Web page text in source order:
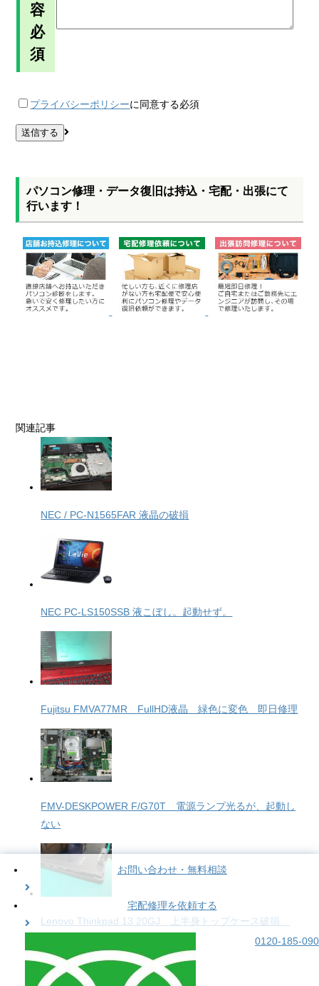
容
必
須
プライバシーポリシーに同意する必須
パソコン修理・データ復旧は持込・宅配・出張にて
行います！
関連記事
NEC / PC-N1565FAR 液晶の破損
NEC PC-LS150SSB 液こぼし。起動せず。
Fujitsu FMVA77MR FullHD液晶 緑色に変色 即日修理
FMV-DESKPOWER F/G70T 電源ランプ光るが、起動し
ない
Lenovo Thinkpad 13 20GJ 上半身トップケース破損
お問い合わせ・無料相談
宅配修理を依頼する
0120-185-090